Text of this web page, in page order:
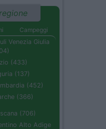
Campeggi
Venezia Giulia
(433)
(137)
(452)
(366)
(706)
Alto Adige